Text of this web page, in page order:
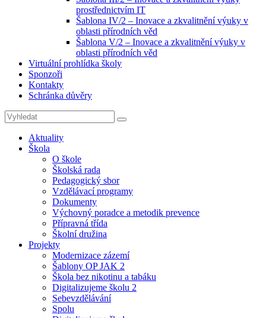
prostřednictvím IT
Šablona IV/2 – Inovace a zkvalitnění výuky v
oblasti přírodních věd
Šablona V/2 – Inovace a zkvalitnění výuky v
oblasti přírodních věd
Virtuální prohlídka školy
Sponzoři
Kontakty
Schránka důvěry
Search
for:
Search
Aktuality
Škola
O škole
Školská rada
Pedagogický sbor
Vzdělávací programy
Dokumenty
Výchovný poradce a metodik prevence
Přípravná třída
Školní družina
Projekty
Modernizace zázemí
Šablony OP JAK 2
Škola bez nikotinu a tabáku
Digitalizujeme školu 2
Sebevzdělávání
Spolu